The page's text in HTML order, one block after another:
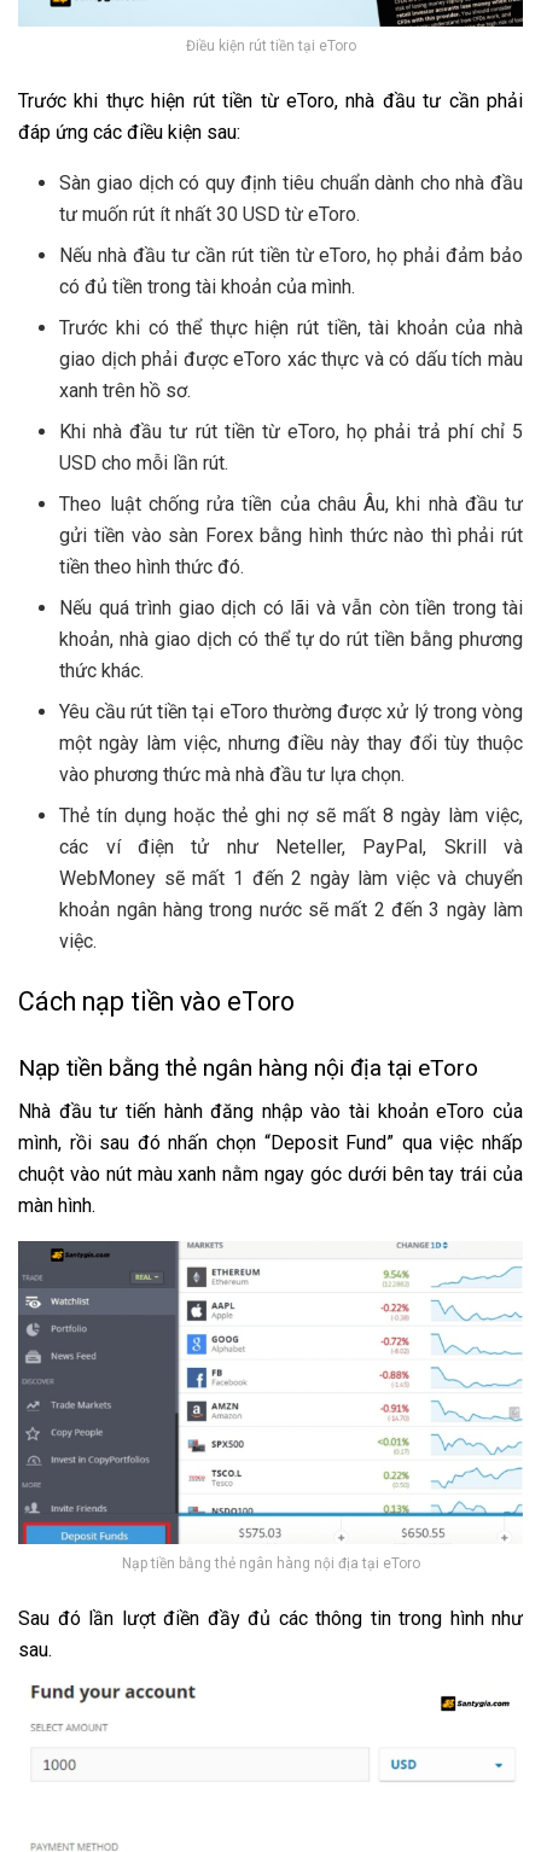
Điều kiện rút tiền tại eToro
Trước khi thực hiện rút tiền từ eToro, nhà đầu tư cần phải
đáp ứng các điều kiện sau:
Sàn giao dịch có quy định tiêu chuẩn dành cho nhà đầu
tư muốn rút ít nhất 30 USD từ eToro.
Nếu nhà đầu tư cần rút tiền từ eToro, họ phải đảm bảo
có đủ tiền trong tài khoản của mình.
Trước khi có thể thực hiện rút tiền, tài khoản của nhà
giao dịch phải được eToro xác thực và có dấu tích màu
xanh trên hồ sơ.
Khi nhà đầu tư rút tiền từ eToro, họ phải trả phí chỉ 5
USD cho mỗi lần rút.
Theo luật chống rửa tiền của châu Âu, khi nhà đầu tư
gửi tiền vào sàn Forex bằng hình thức nào thì phải rút
tiền theo hình thức đó.
Nếu quá trình giao dịch có lãi và vẫn còn tiền trong tài
khoản, nhà giao dịch có thể tự do rút tiền bằng phương
thức khác.
Yêu cầu rút tiền tại eToro thường được xử lý trong vòng
một ngày làm việc, nhưng điều này thay đổi tùy thuộc
vào phương thức mà nhà đầu tư lựa chọn.
Thẻ tín dụng hoặc thẻ ghi nợ sẽ mất 8 ngày làm việc,
các ví điện tử như Neteller, PayPal, Skrill và
WebMoney sẽ mất 1 đến 2 ngày làm việc và chuyển
khoản ngân hàng trong nước sẽ mất 2 đến 3 ngày làm
việc.
Cách nạp tiền vào eToro
Nạp tiền bằng thẻ ngân hàng nội địa tại eToro
Nhà đầu tư tiến hành đăng nhập vào tài khoản eToro của
mình, rồi sau đó nhấn chọn “Deposit Fund” qua việc nhấp
chuột vào nút màu xanh nằm ngay góc dưới bên tay trái của
màn hình.
Nạp tiền bằng thẻ ngân hàng nội địa tại eToro
Sau đó lần lượt điền đầy đủ các thông tin trong hình như
sau.